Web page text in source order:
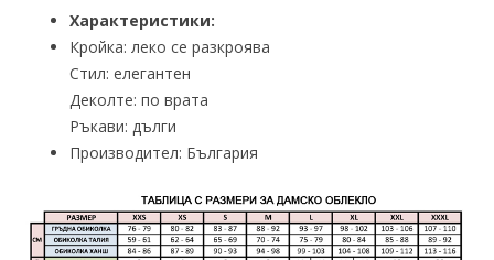
Характеристики:
Кройка: леко се разкроява
Стил: елегантен
Деколте: по врата
Ръкави: дълги
Производител: България